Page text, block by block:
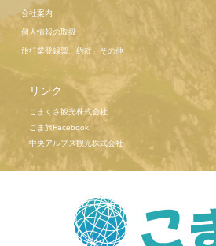
会社案内
個人情報の取扱
旅行業登録票、約款、その他
リンク
こまくさ観光株式会社
こま旅Facebook
中央アルプス観光株式会社